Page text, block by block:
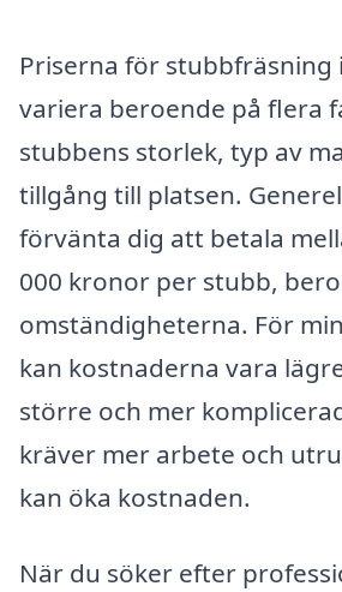
Priserna för stubbfräsning
variera beroende på flera
stubbens storlek, typ av
tillgång till platsen.
förvänta dig att betala
000 kronor per stubb,
omständigheterna. För
kan kostnaderna vara
större och mer
kräver mer arbete och
kan öka kostnaden.
När du söker efter